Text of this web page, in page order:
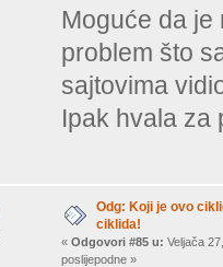
Moguće da je
problem što
sajtovima
Ipak hvala za
Odg: Koji je ovo
ciklida!
« Odgovori #85 u: Veljača
poslijepodne »